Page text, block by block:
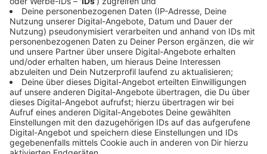
virtuellen Versammlungen vom Ablauf her eher wie
Präsenzveranstaltungen werden. Fragen müssten –
wie zuletzt üblich – nicht mehr bereits im Vorhinein
eingereicht werden. Außerdem hätten die Aktionäre
ein Antrags- und Rederecht.
Anzeige
Kritik an dem Vorschlag
Anzeige